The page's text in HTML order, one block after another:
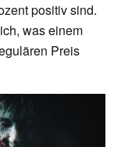
positiv sind.
was einem
Preis